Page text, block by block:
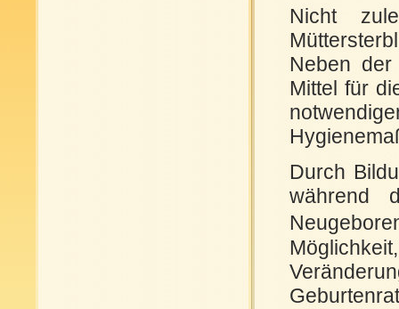
Nicht
Neben der
Mittel für
Durch
während